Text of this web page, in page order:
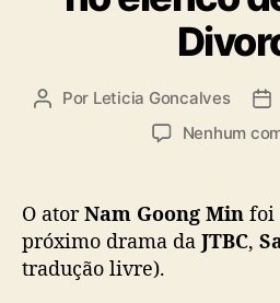
o
r
i
a
s
A
d
o
p
Por Leticia Goncalves
D
e
p
Nenhum
O atorNam Goong Min foi
próximo drama da JTBC,
tradução livre).